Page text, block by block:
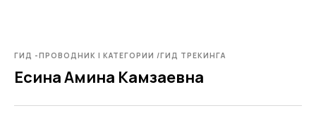
ГИД -ПРОВОДНИК I КАТЕГОРИИ /ГИД ТРЕКИНГА
Есина Амина Камзаевна